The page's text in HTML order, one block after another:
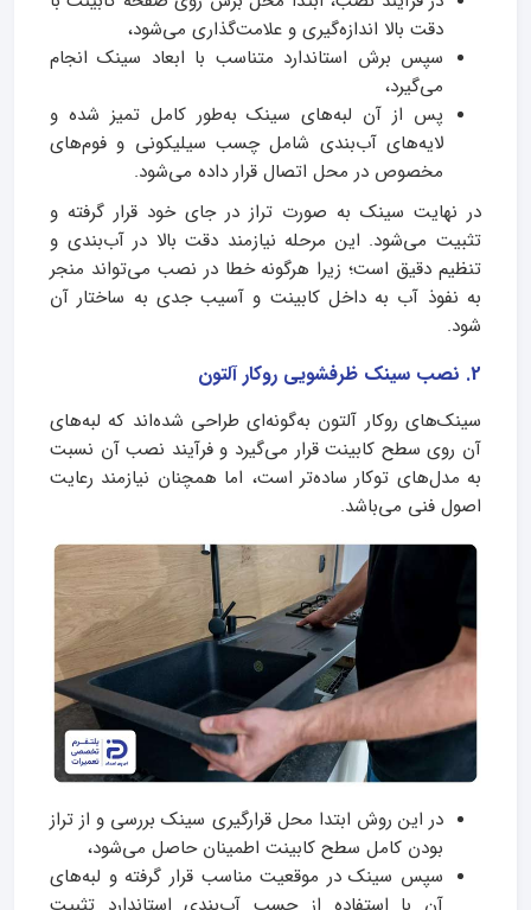
دقت بالا اندازه‌گیری و علامت‌گذاری می‌شود،
سپس برش استاندارد متناسب با ابعاد سینک انجام
می‌گیرد،
پس از آن لبه‌های سینک به‌طور کامل تمیز شده و
لایه‌های آب‌بندی شامل چسب سیلیکونی و فوم‌های
مخصوص در محل اتصال قرار داده می‌شود.
در نهایت سینک به‌ صورت تراز در جای خود قرار گرفته و
تثبیت می‌شود. این مرحله نیازمند دقت بالا در آب‌بندی و
تنظیم دقیق است؛ زیرا هرگونه خطا در نصب می‌تواند منجر
به نفوذ آب به داخل کابینت و آسیب جدی به ساختار آن
شود.
2. نصب سینک ظرفشویی روکار آلتون
سینک‌های روکار آلتون به‌گونه‌ای طراحی شده‌اند که لبه‌های
آن روی سطح کابینت قرار می‌گیرد و فرآیند نصب آن نسبت
به مدل‌های توکار ساده‌تر است، اما همچنان نیازمند رعایت
اصول فنی می‌باشد.
در این روش ابتدا محل قرارگیری سینک بررسی و از تراز
بودن کامل سطح کابینت اطمینان حاصل می‌شود،
سپس سینک در موقعیت مناسب قرار گرفته و لبه‌های